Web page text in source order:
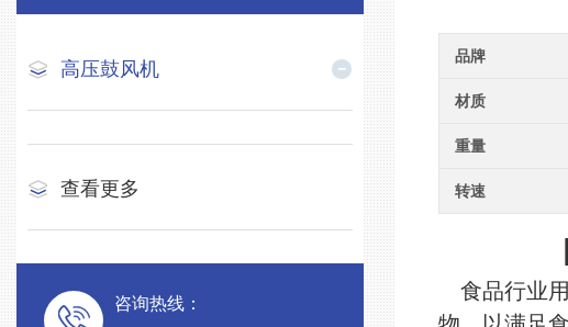
高压鼓风机
查看更多
咨询热线：
品牌
材质
重量
转速
食品行业